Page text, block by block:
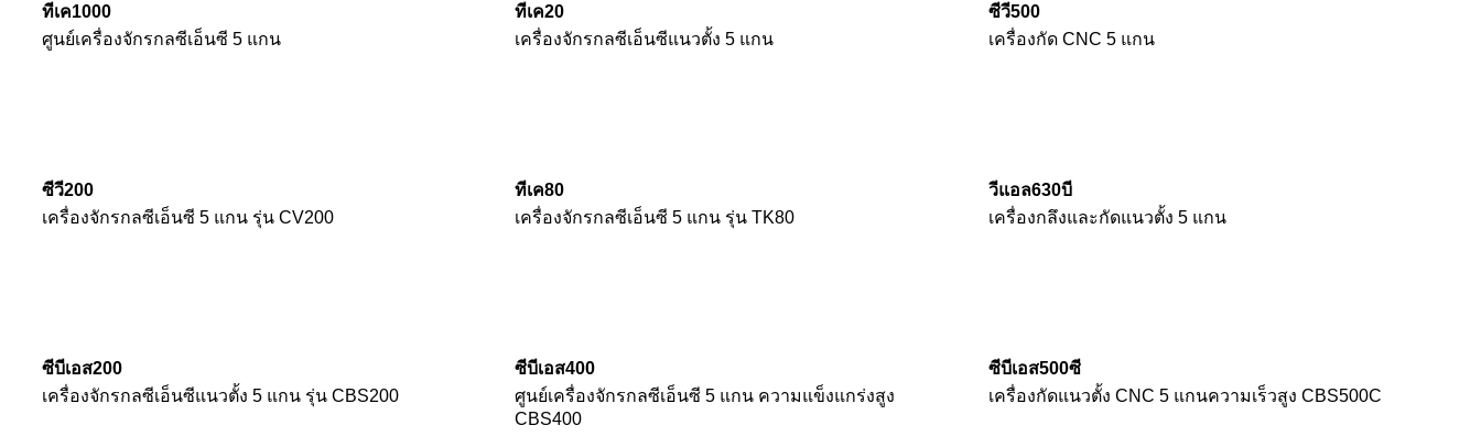
ทีเค1000
ศูนย์เครื่องจักรกลซีเอ็นซี 5 แกน
ทีเค20
เครื่องจักรกลซีเอ็นซีแนวตั้ง 5 แกน
ซีวี500
เครื่องกัด CNC 5 แกน
ซีวี200
เครื่องจักรกลซีเอ็นซี 5 แกน รุ่น CV200
ทีเค80
เครื่องจักรกลซีเอ็นซี 5 แกน รุ่น TK80
วีแอล630บี
เครื่องกลึงและกัดแนวตั้ง 5 แกน
ซีบีเอส200
เครื่องจักรกลซีเอ็นซีแนวตั้ง 5 แกน รุ่น CBS200
ซีบีเอส400
ศูนย์เครื่องจักรกลซีเอ็นซี 5 แกน ความแข็งแกร่งสูง
CBS400
ซีบีเอส500ซี
เครื่องกัดแนวตั้ง CNC 5 แกนความเร็วสูง CBS500C